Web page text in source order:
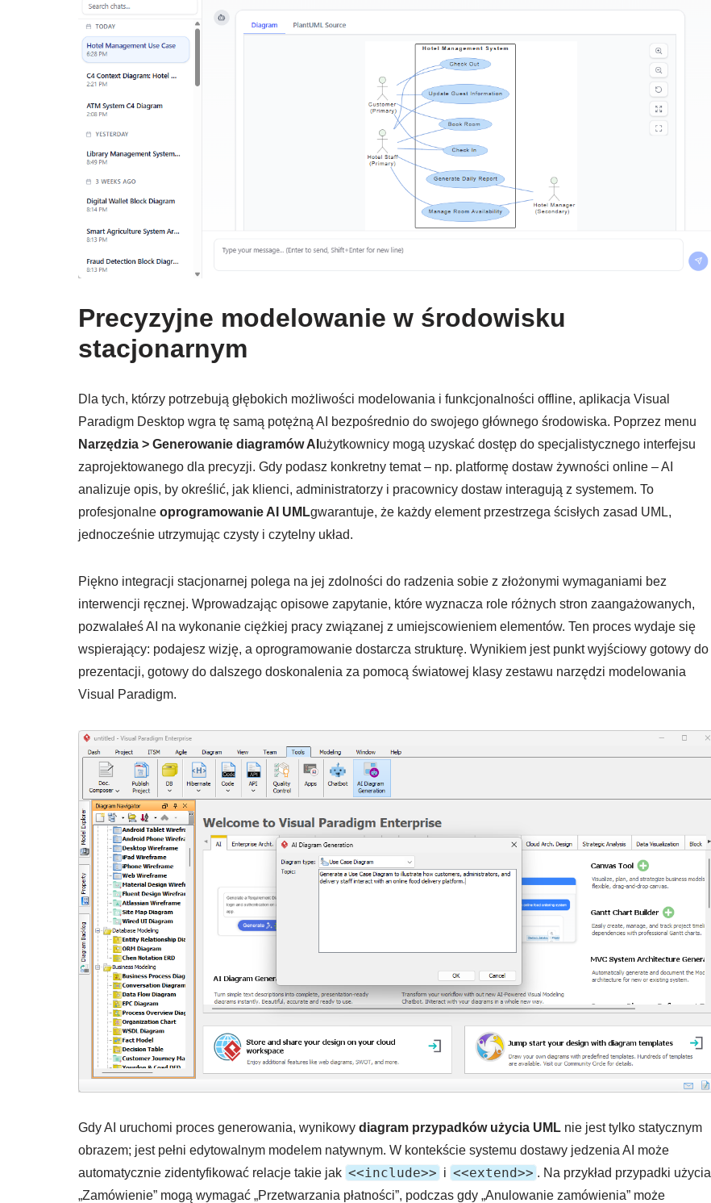
Precyzyjne modelowanie w środowisku
stacjonarnym
Dla tych, którzy potrzebują głębokich możliwości modelowania i funkcjonalności offline, aplikacja Visual
Paradigm Desktop wgra tę samą potężną AI bezpośrednio do swojego głównego środowiska. Poprzez menu
Narzędzia > Generowanie diagramów AI użytkownicy mogą uzyskać dostęp do specjalistycznego interfejsu
zaprojektowanego dla precyzji. Gdy podasz konkretny temat – np. platformę dostaw żywności online – AI
analizuje opis, by określić, jak klienci, administratorzy i pracownicy dostaw interagują z systemem. To
profesjonalne oprogramowanie AI UMLgwarantuje, że każdy element przestrzega ścisłych zasad UML,
jednocześnie utrzymując czysty i czytelny układ.
Piękno integracji stacjonarnej polega na jej zdolności do radzenia sobie z złożonymi wymaganiami bez
interwencji ręcznej. Wprowadzając opisowe zapytanie, które wyznacza role różnych stron zaangażowanych,
pozwalałeś AI na wykonanie ciężkiej pracy związanej z umiejscowieniem elementów. Ten proces wydaje się
wspierający: podajesz wizję, a oprogramowanie dostarcza strukturę. Wynikiem jest punkt wyjściowy gotowy do
prezentacji, gotowy do dalszego doskonalenia za pomocą światowej klasy zestawu narzędzi modelowania
Visual Paradigm.
Gdy AI uruchomi proces generowania, wynikowy diagram przypadków użycia UML nie jest tylko statycznym
obrazem; jest pełni edytowalnym modelem natywnym. W kontekście systemu dostawy jedzenia AI może
automatycznie zidentyfikować relacje takie jak <<include>> i <<extend>> . Na przykład przypadki użycia
„Zamówienie” mogą wymagać „Przetwarzania płatności”, podczas gdy „Anulowanie zamówienia” może